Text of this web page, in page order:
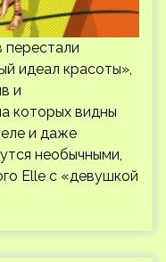
идеал красоты»,
и
которых видны
и даже
необычными,
Elle с «девушкой